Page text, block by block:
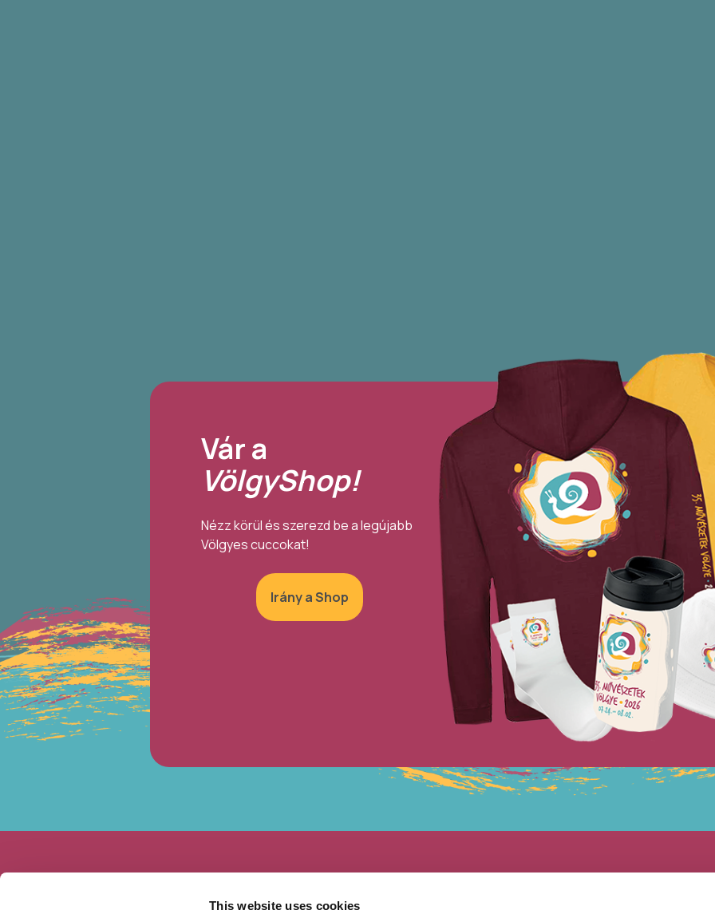
This website uses cookies
Vár a
VölgyShop!
Nézz körül és szerezd be a legújabb
Völgyes cuccokat!
Irány a Shop